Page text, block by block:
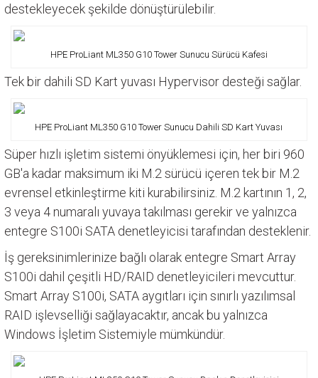
destekleyecek şekilde dönüştürülebilir.
HPE ProLiant ML350 G10 Tower Sunucu Sürücü Kafesi
Tek bir dahili SD Kart yuvası Hypervisor desteği sağlar.
HPE ProLiant ML350 G10 Tower Sunucu Dahili SD Kart Yuvası
Süper hızlı işletim sistemi önyüklemesi için, her biri 960
GB'a kadar maksimum iki M.2 sürücü içeren tek bir M.2
evrensel etkinleştirme kiti kurabilirsiniz. M.2 kartının 1, 2,
3 veya 4 numaralı yuvaya takılması gerekir ve yalnızca
entegre S100i SATA denetleyicisi tarafından desteklenir.
İş gereksinimlerinize bağlı olarak entegre Smart Array
S100i dahil çeşitli HD/RAID denetleyicileri mevcuttur.
Smart Array S100i, SATA aygıtları için sınırlı yazılımsal
RAID işlevselliği sağlayacaktır, ancak bu yalnızca
Windows İşletim Sistemiyle mümkündür.